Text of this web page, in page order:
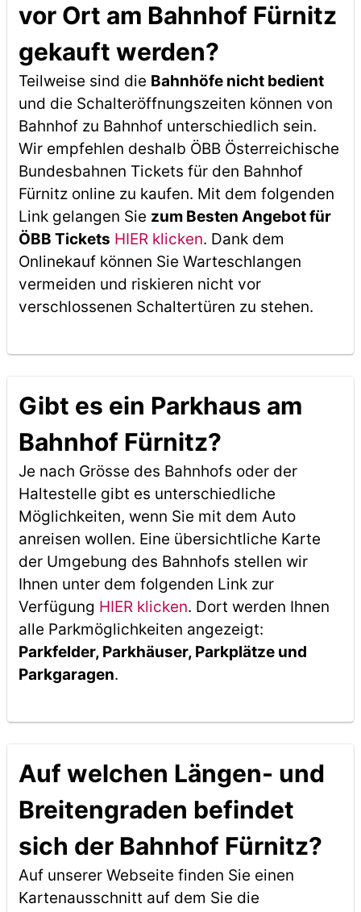
vor Ort am Bahnhof Fürnitz
gekauft werden?
Teilweise sind die Bahnhöfe nicht bedient
und die Schalteröffnungszeiten können von
Bahnhof zu Bahnhof unterschiedlich sein.
Wir empfehlen deshalb ÖBB Österreichische
Bundesbahnen Tickets für den Bahnhof
Fürnitz online zu kaufen. Mit dem folgenden
Link gelangen Sie zum Besten Angebot für
ÖBB Tickets HIER klicken. Dank dem
Onlinekauf können Sie Warteschlangen
vermeiden und riskieren nicht vor
verschlossenen Schaltertüren zu stehen.
Gibt es ein Parkhaus am
Bahnhof Fürnitz?
Je nach Grösse des Bahnhofs oder der
Haltestelle gibt es unterschiedliche
Möglichkeiten, wenn Sie mit dem Auto
anreisen wollen. Eine übersichtliche Karte
der Umgebung des Bahnhofs stellen wir
Ihnen unter dem folgenden Link zur
Verfügung HIER klicken. Dort werden Ihnen
alle Parkmöglichkeiten angezeigt:
Parkfelder, Parkhäuser, Parkplätze und
Parkgaragen.
Auf welchen Längen- und
Breitengraden befindet
sich der Bahnhof Fürnitz?
Auf unserer Webseite finden Sie einen
Kartenausschnitt auf dem Sie die